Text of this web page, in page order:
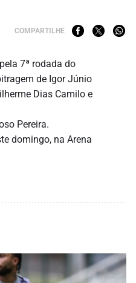
COMPARTILHE
7ª rodada do
de Igor Júnio
Dias Camilo e
Pereira.
domingo, na Arena